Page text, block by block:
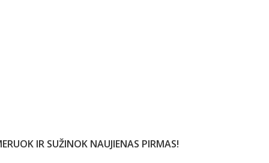
IR SUŽINOK NAUJIENAS PIRMAS!